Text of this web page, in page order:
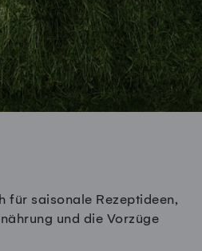
für saisonale Rezeptideen,
und die Vorzüge